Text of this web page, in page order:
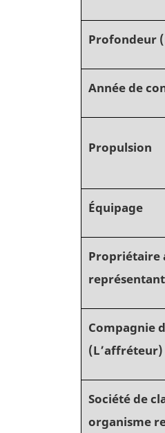
Profondeur
Année de
Propulsion
Équipage
Propriétaire
Compagnie
(L’affréteur)
Société de
organisme